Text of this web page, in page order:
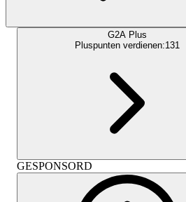
G2A Plus
Pluspunten verdienen:131
GESPONSORD